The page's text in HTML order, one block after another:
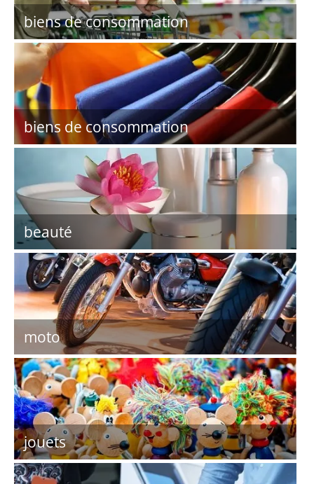
biens de consommation
biens de consommation
beauté
moto
jouets